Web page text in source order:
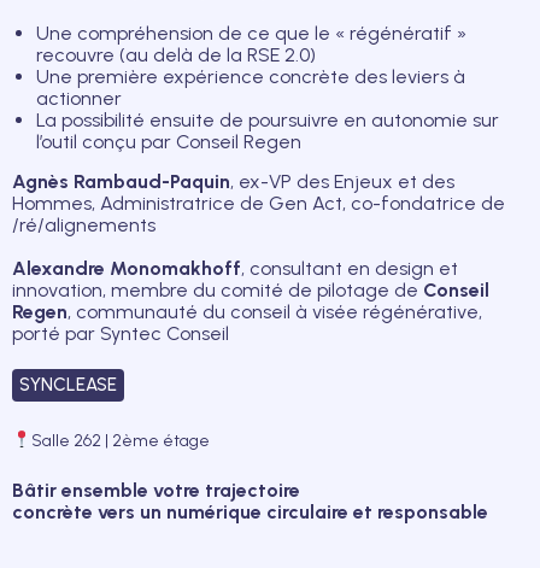
Une compréhension de ce que le « régénératif »
recouvre (au delà de la RSE 2.0)
Une première expérience concrète des leviers à
actionner
La possibilité ensuite de poursuivre en autonomie sur
l’outil conçu par Conseil Regen
Agnès Rambaud-Paquin, ex-VP des Enjeux et des
Hommes, Administratrice de Gen Act, co-fondatrice de
/ré/alignements
Alexandre Monomakhoff, consultant en design et
innovation, membre du comité de pilotage de Conseil
Regen, communauté du conseil à visée régénérative,
porté par Syntec Conseil
SYNCLEASE
Salle 262 | 2ème étage
Bâtir ensemble votre trajectoire
concrète vers un numérique circulaire et responsable